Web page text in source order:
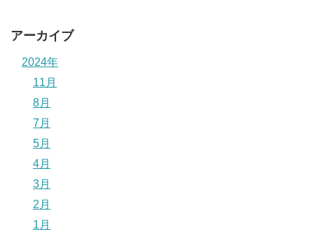
アーカイブ
2024年
11月
8月
7月
5月
4月
3月
2月
1月